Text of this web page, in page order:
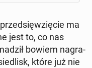
ma
jest to, co nas
bowiem na­gra­
które już nie